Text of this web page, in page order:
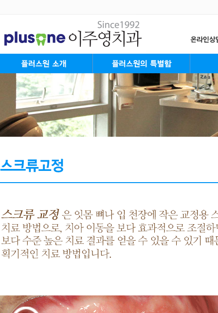
플러스원 Mission&Vision
대표원장 인사말
플러스원 가족들
플러스원 둘러보기
진료안내&오시는길 플러스원의 특별함
플러스원 System
플러스원 Staff 성장
청소
성인
장년